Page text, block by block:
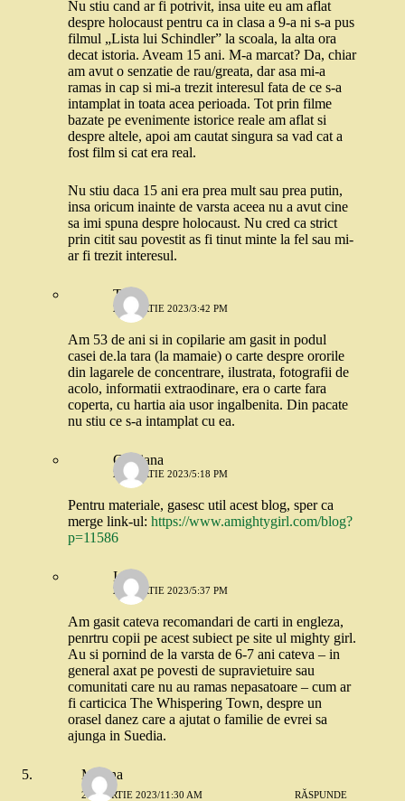
Nu stiu cand ar fi potrivit, insa uite eu am aflat
despre holocaust pentru ca in clasa a 9-a ni s-a pus
filmul „Lista lui Schindler” la scoala, la alta ora
decat istoria. Aveam 15 ani. M-a marcat? Da, chiar
am avut o senzatie de rau/greata, dar asa mi-a
ramas in cap si mi-a trezit interesul fata de ce s-a
intamplat in toata acea perioada. Tot prin filme
bazate pe evenimente istorice reale am aflat si
despre altele, apoi am cautat singura sa vad cat a
fost film si cat era real.
Nu stiu daca 15 ani era prea mult sau prea putin,
insa oricum inainte de varsta aceea nu a avut cine
sa imi spuna despre holocaust. Nu cred ca strict
prin citit sau povestit as fi tinut minte la fel sau mi-
ar fi trezit interesul.
Tea
20 MARTIE 2023/3:42 PM
Am 53 de ani si in copilarie am gasit in podul
casei de.la tara (la mamaie) o carte despre ororile
din lagarele de concentrare, ilustrata, fotografii de
acolo, informatii extraodinare, era o carte fara
coperta, cu hartia aia usor ingalbenita. Din pacate
nu stiu ce s-a intamplat cu ea.
Cristiana
20 MARTIE 2023/5:18 PM
Pentru materiale, gasesc util acest blog, sper ca
merge link-ul: https://www.amightygirl.com/blog?
p=11586
Ioana
20 MARTIE 2023/5:37 PM
Am gasit cateva recomandari de carti in engleza,
penrtru copii pe acest subiect pe site ul mighty girl.
Au si pornind de la varsta de 6-7 ani cateva – in
general axat pe povesti de supravietuire sau
comunitati care nu au ramas nepasatoare – cum ar
fi carticica The Whispering Town, despre un
orasel danez care a ajutat o familie de evrei sa
ajunga in Suedia.
Miruna
20 MARTIE 2023/11:30 AM RĂSPUNDE